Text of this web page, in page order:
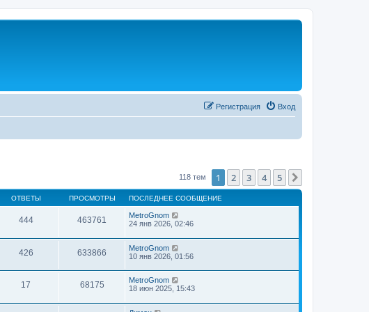
Вход
Регистрация
118 тем 1 2 3 4 5
ОТВЕТЫ ПРОСМОТРЫ ПОСЛЕДНЕЕ СООБЩЕНИЕ
444 463761
MetroGnom
24 янв 2026, 02:46
426 633866
MetroGnom
10 янв 2026, 01:56
17 68175
MetroGnom
18 июн 2025, 15:43